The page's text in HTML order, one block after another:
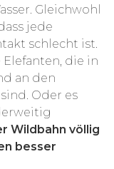
Gleichwohl
jede
schlecht ist.
die in
an den
Oder es
Wildbahn völlig
besser